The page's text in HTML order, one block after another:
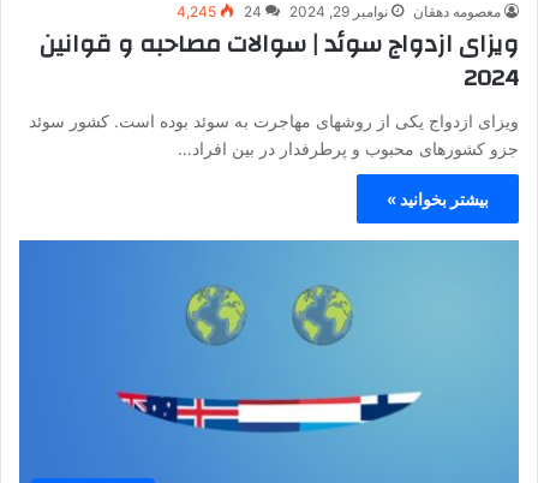
معصومه دهقان نوامبر 29, 2024 24
4,245
ویزای ازدواج سوئد | سوالات مصاحبه و قوانین
2024
ویزای ازدواج یکی از روشهای مهاجرت به سوئد بوده است. کشور سوئد
جزو کشورهای محبوب و پرطرفدار در بین افراد…
بیشتر بخوانید »